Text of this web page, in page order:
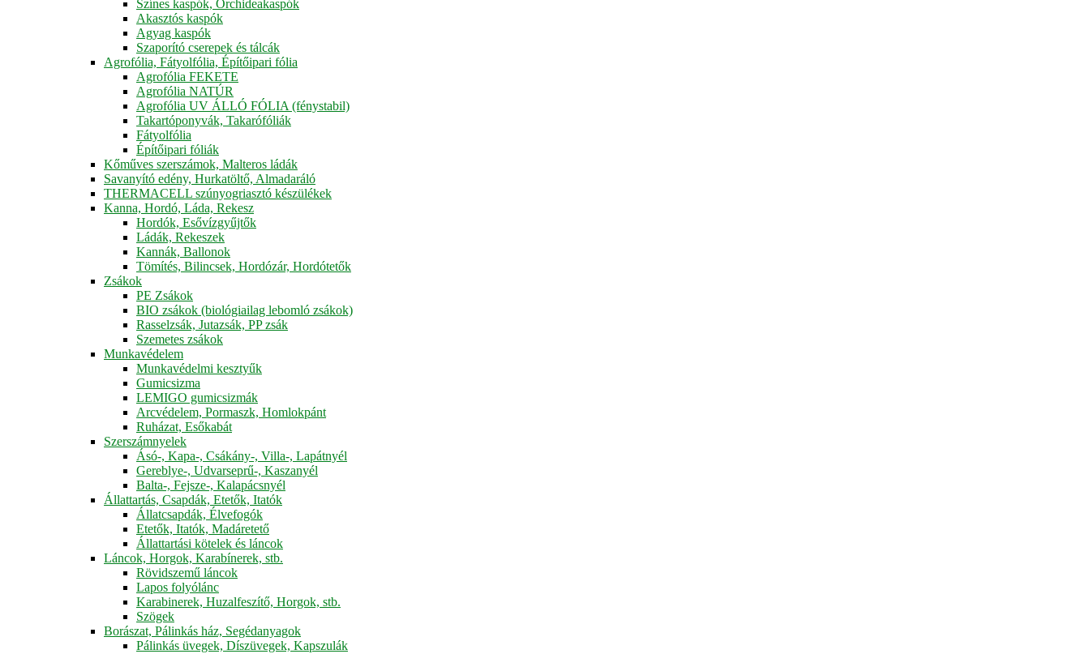
Színes kaspók, Orchideakaspók
Akasztós kaspók
Agyag kaspók
Szaporító cserepek és tálcák
Agrofólia, Fátyolfólia, Építőipari fólia
Agrofólia FEKETE
Agrofólia NATÚR
Agrofólia UV ÁLLÓ FÓLIA (fénystabil)
Takartóponyvák, Takarófóliák
Fátyolfólia
Építőipari fóliák
Kőműves szerszámok, Malteros ládák
Savanyító edény, Hurkatöltő, Almadaráló
THERMACELL szúnyogriasztó készülékek
Kanna, Hordó, Láda, Rekesz
Hordók, Esővízgyűjtők
Ládák, Rekeszek
Kannák, Ballonok
Tömítés, Bilincsek, Hordózár, Hordótetők
Zsákok
PE Zsákok
BIO zsákok (biológiailag lebomló zsákok)
Rasselzsák, Jutazsák, PP zsák
Szemetes zsákok
Munkavédelem
Munkavédelmi kesztyűk
Gumicsizma
LEMIGO gumicsizmák
Arcvédelem, Pormaszk, Homlokpánt
Ruházat, Esőkabát
Szerszámnyelek
Ásó-, Kapa-, Csákány-, Villa-, Lapátnyél
Gereblye-, Udvarseprű-, Kaszanyél
Balta-, Fejsze-, Kalapácsnyél
Állattartás, Csapdák, Etetők, Itatók
Állatcsapdák, Élvefogók
Etetők, Itatók, Madáretető
Állattartási kötelek és láncok
Láncok, Horgok, Karabínerek, stb.
Rövidszemű láncok
Lapos folyólánc
Karabinerek, Huzalfeszítő, Horgok, stb.
Szögek
Borászat, Pálinkás ház, Segédanyagok
Pálinkás üvegek, Díszüvegek, Kapszulák